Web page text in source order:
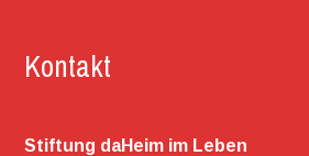
Kontakt
Stiftung daHeim im Leben